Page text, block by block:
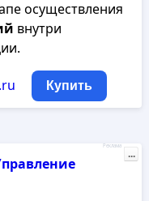
осуществления
внутри
Купить
Реклама
...